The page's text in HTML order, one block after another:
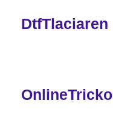
DtfTlaciaren
OnlineTricko